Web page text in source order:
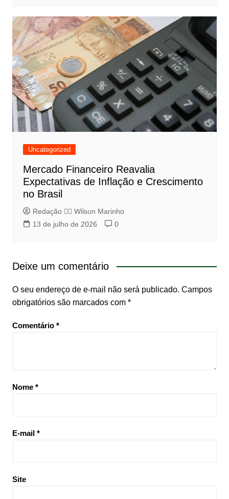
Uncategorized
Mercado Financeiro Reavalia
Expectativas de Inflação e Crescimento
no Brasil
Redação 👨‍⚖️​ Wilson Marinho
13 de julho de 2026
0
Deixe um comentário
O seu endereço de e-mail não será publicado. Campos
obrigatórios são marcados com *
Comentário *
Nome *
E-mail *
Site